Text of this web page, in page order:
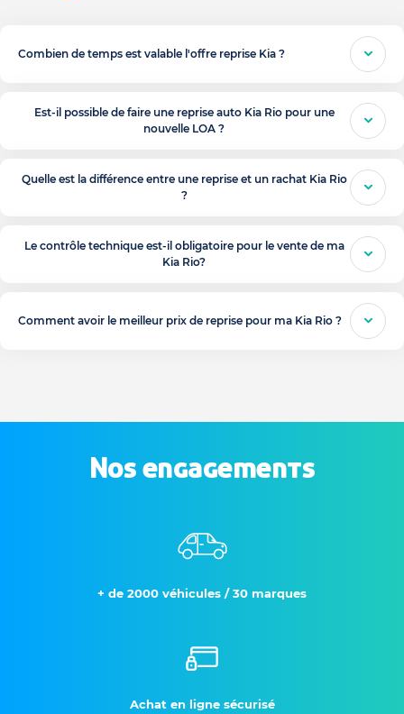
Combien de temps est valable l'offre reprise Kia ?
Est-il possible de faire une reprise auto Kia Rio pour une
nouvelle LOA ?
Quelle est la différence entre une reprise et un rachat Kia Rio
?
Le contrôle technique est-il obligatoire pour le vente de ma
Kia Rio?
Comment avoir le meilleur prix de reprise pour ma Kia Rio ?
Nos engagements
+ de 2000 véhicules / 30 marques
Achat en ligne sécurisé